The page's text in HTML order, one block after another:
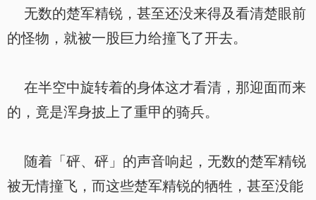
无数的楚军精锐，甚至还没来得及看清楚眼前
的怪物，就被一股巨力给撞飞了开去。
在半空中旋转着的身体这才看清，那迎面而来
的，竟是浑身披上了重甲的骑兵。
随着「砰、砰」的声音响起，无数的楚军精锐
被无情撞飞，而这些楚军精锐的牺牲，甚至没能